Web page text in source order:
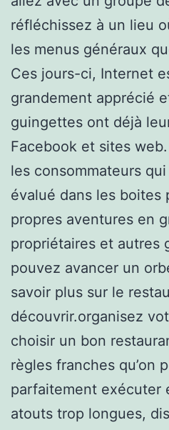
réfléchissez à un lieu
les menus généraux
Ces jours-ci, Internet
grandement apprécié
guingettes ont déjà
Facebook et sites
les consommateurs
évalué dans les boites
propres aventures en
propriétaires et autres
pouvez avancer un
savoir plus sur le
découvrir.organisez
choisir un bon
règles franches qu’on
parfaitement exécuter
atouts trop longues,